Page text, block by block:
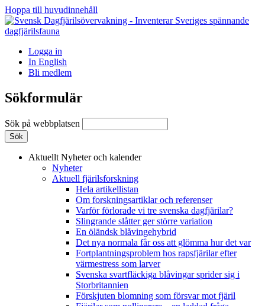
Hoppa till huvudinnehåll
Logga in
In English
Bli medlem
Sökformulär
Sök på webbplatsen
Aktuellt Nyheter och kalender
Nyheter
Aktuell fjärilsforskning
Hela artikellistan
Om forskningsartiklar och referenser
Varför förlorade vi tre svenska dagfjärilar?
Slingrande slåtter ger större variation
En öländsk blåvingehybrid
Det nya normala får oss att glömma hur det var
Fortplantningsproblem hos rapsfjärilar efter
värmestress som larver
Svenska svartfläckiga blåvingar sprider sig i
Storbritannien
Förskjuten blomning som försvar mot fjäril